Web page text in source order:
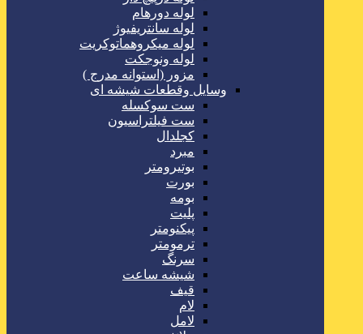
لوله دورهام
لوله سانتریفیوژ
لوله میکروهماتوکریت
لوله ونوجکت
مزور (استوانه مدرج )
وسایل وقطعات شیشه ای
ست سوکسله
ست فیلتراسیون
کجلدال
مبرد
بوتیرومتر
بورت
بومه
پلیت
پیکنومتر
ترمومتر
سرنگ
شیشه ساعت
قیف
لام
لامل